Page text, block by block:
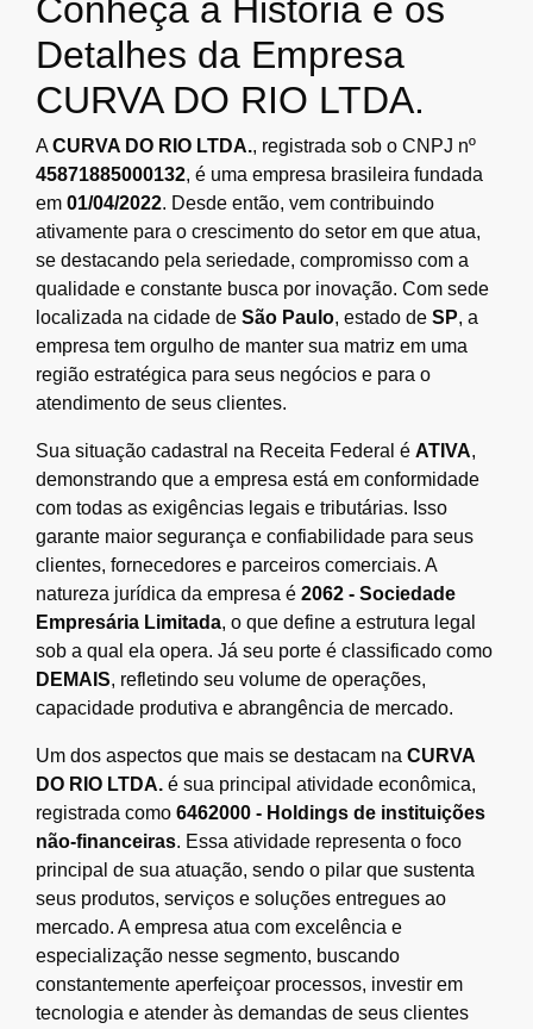
Conheça a História e os
Detalhes da Empresa
CURVA DO RIO LTDA.
ACURVA DO RIO LTDA., registrada sob o CNPJ nº
45871885000132, é uma empresa brasileira fundada
em 01/04/2022. Desde então, vem contribuindo
ativamente para o crescimento do setor em que atua,
se destacando pela seriedade, compromisso com a
qualidade e constante busca por inovação. Com sede
localizada na cidade de São Paulo, estado de SP, a
empresa tem orgulho de manter sua matriz em uma
região estratégica para seus negócios e para o
atendimento de seus clientes.
Sua situação cadastral na Receita Federal é ATIVA,
demonstrando que a empresa está em conformidade
com todas as exigências legais e tributárias. Isso
garante maior segurança e confiabilidade para seus
clientes, fornecedores e parceiros comerciais. A
natureza jurídica da empresa é 2062 - Sociedade
Empresária Limitada, o que define a estrutura legal
sob a qual ela opera. Já seu porte é classificado como
DEMAIS, refletindo seu volume de operações,
capacidade produtiva e abrangência de mercado.
Um dos aspectos que mais se destacam na CURVA
DO RIO LTDA. é sua principal atividade econômica,
registrada como 6462000 - Holdings de instituições
não-financeiras. Essa atividade representa o foco
principal de sua atuação, sendo o pilar que sustenta
seus produtos, serviços e soluções entregues ao
mercado. A empresa atua com excelência e
especialização nesse segmento, buscando
constantemente aperfeiçoar processos, investir em
tecnologia e atender às demandas de seus clientes